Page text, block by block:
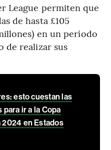
League permiten que
de hasta £105
en un período
de realizar sus
esto cuestan las
para ir a la Copa
2024 en Estados